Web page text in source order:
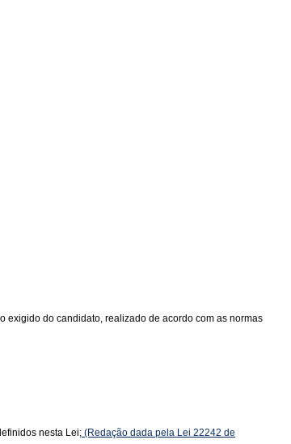
exigido do candidato, realizado de acordo com as normas
nesta Lei; (Redação dada pela Lei 22242 de